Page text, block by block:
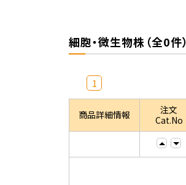
細胞・微生物株（全0件）
1
商品詳細情報
注文
Cat.No